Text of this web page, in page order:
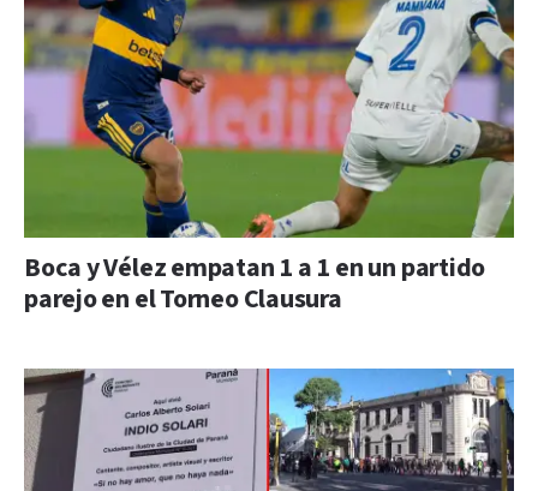
Boca y Vélez empatan 1 a 1 en un partido
parejo en el Torneo Clausura